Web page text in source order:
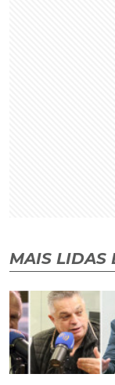
MAIS LIDAS